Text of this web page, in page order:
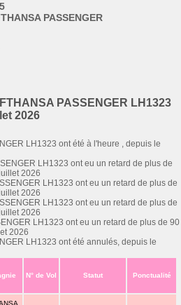
PASSENGER
PASSENGER LH1323
2026
LH1323 ont été à l'heure , depuis le
LH1323 ont eu un retard de plus de
2026
LH1323 ont eu un retard de plus de
2026
LH1323 ont eu un retard de plus de
2026
LH1323 ont eu un retard de plus de 90
2026
LH1323 ont été annulés, depuis le
N° de Vol Statut Ponctualité